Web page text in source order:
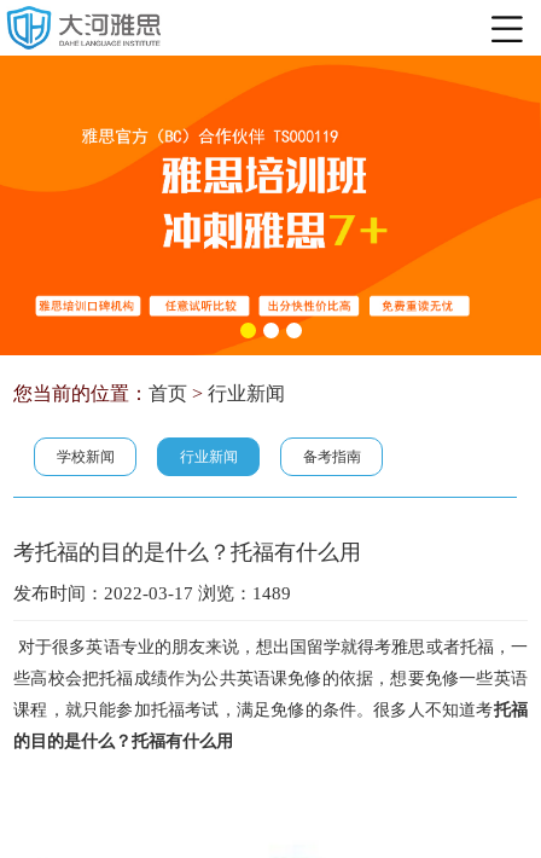
您当前的位置：首页 >行业新闻
学校新闻 行业新闻 备考指南
考托福的目的是什么？托福有什么用
发布时间：2022-03-17 浏览：1489
对于很多英语专业的朋友来说，想出国留学就得考雅思或者托福，一
些高校会把托福成绩作为公共英语课免修的依据，想要免修一些英语
课程，就只能参加托福考试，满足免修的条件。很多人不知道考托福
的目的是什么？托福有什么用